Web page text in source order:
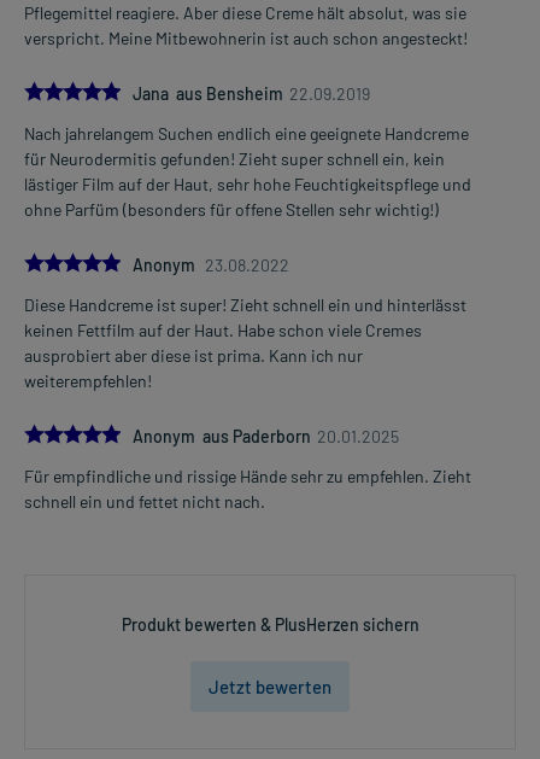
Pflegemittel reagiere. Aber diese Creme hält absolut, was sie
verspricht. Meine Mitbewohnerin ist auch schon angesteckt!
5.0
Jana aus Bensheim 22.09.2019
Nach jahrelangem Suchen endlich eine geeignete Handcreme
für Neurodermitis gefunden! Zieht super schnell ein, kein
lästiger Film auf der Haut, sehr hohe Feuchtigkeitspflege und
ohne Parfüm (besonders für offene Stellen sehr wichtig!)
5.0Anonym 23.08.2022
Diese Handcreme ist super! Zieht schnell ein und hinterlässt
keinen Fettfilm auf der Haut. Habe schon viele Cremes
ausprobiert aber diese ist prima. Kann ich nur
weiterempfehlen!
5.0Anonym aus Paderborn 20.01.2025
Für empfindliche und rissige Hände sehr zu empfehlen. Zieht
schnell ein und fettet nicht nach.
Produkt bewerten & PlusHerzen sichern
Jetzt bewerten